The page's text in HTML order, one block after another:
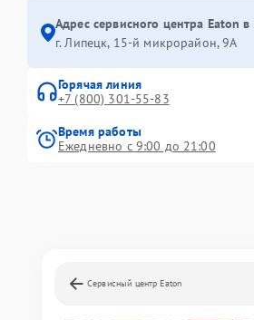
Адрес сервисного центра Eaton
г. Липецк, 15-й микрорайон, 9А
Горячая линия
+7 (800) 301-55-83
Время работы
Ежедневно с 9:00 до 21:00
Сервисный центр Eaton